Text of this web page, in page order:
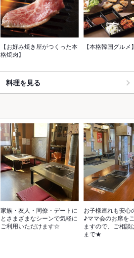
【お好み焼き屋がつくった本
格焼肉】
【本格韓国グルメ
料理を見る
家族・友人・同僚・デートに
とさまざまなシーンで気軽に
ご利用いただけます☆
お子様連れも安心
♪ママ会のお席を
ますので、ご相談
まで★